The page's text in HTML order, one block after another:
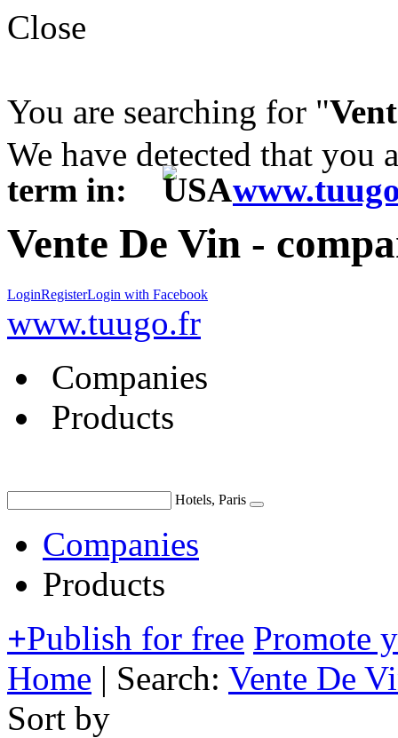
Close
You are searching for "
We have detected that you
term in:
Vente De Vin -
LoginRegisterLogin with Facebook
www.tuugo.fr
Companies
Products
Hotels, Paris
Companies
Products
+Publish for free Promote
Home | Search: Vente De
Sort by